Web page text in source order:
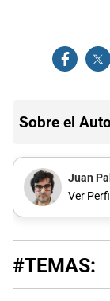
Sobre el
Juan
Ver
#TEMAS: